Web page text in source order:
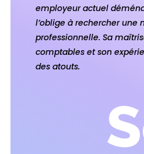
employeur actuel
l’oblige à rechercher une
professionnelle. Sa
comptables et son
des atouts.